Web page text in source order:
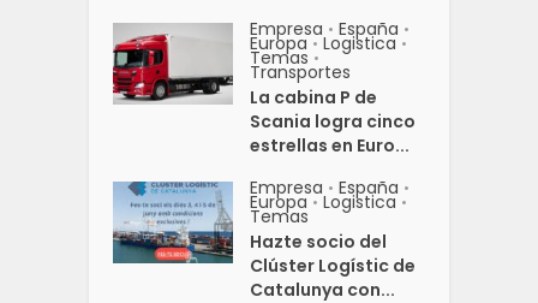
Empresa • España •
Europa • Logistica •
Temas •
Transportes
La cabina P de
Scania logra cinco
estrellas en Euro...
Empresa • España •
Europa • Logistica •
Temas
Hazte socio del
Clúster Logístic de
Catalunya con...